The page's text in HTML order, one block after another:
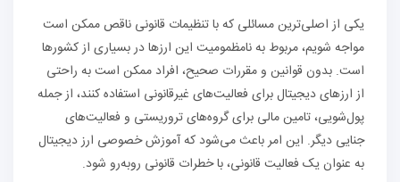
یکی از اصلی‌ترین مسائلی که با تنظیمات قانونی ناقص ممکن است
مواجه شویم، مربوط به نامظمومیت این ارزها در بسیاری از کشورها
است. بدون قوانین و مقررات صحیح، افراد ممکن است به راحتی
از ارزهای دیجیتال برای فعالیت‌های غیرقانونی استفاده کنند، از جمله
پول‌شویی، تامین مالی برای گروه‌های تروریستی و فعالیت‌های
جنایی دیگر. این امر باعث می‌شود که آموزش خصوصی ارز دیجیتال
به عنوان یک فعالیت قانونی، با خطرات قانونی روبه‌رو شود.